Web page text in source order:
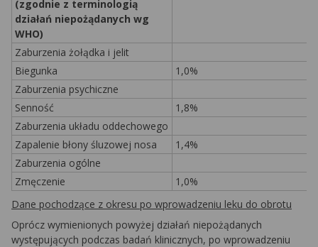
(zgodnie z terminologią
działań niepożądanych wg
WHO)
Zaburzenia żołądka i jelit
Biegunka
1,0%
Zaburzenia psychiczne
Senność
1,8%
Zaburzenia układu oddechowego
Zapalenie błony śluzowej nosa
1,4%
Zaburzenia ogólne
Zmęczenie
1,0%
Dane pochodzące z okresu po wprowadzeniu leku do obrotu
Oprócz wymienionych powyżej działań niepożądanych
występujących podczas badań klinicznych, po wprowadzeniu